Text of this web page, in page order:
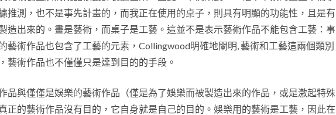
推測，也不是事先計畫的，而我正在使用的桌子，則具有明顯的功能性，且是有
造出來的。畫是藝術，而桌子是工藝。這並不是表示藝術作品不能包含工藝：事
藝術作品也包含了工藝的元素，Collingwood明確地闡明, 藝術和工藝這兩個類別
藝術作品也不僅僅只是達到目的的手段。
品與僅僅是娛樂的藝術作品（僅是為了娛樂而被製造出來的作品，或是激起特殊
正的藝術作品沒有目的，它自身就是自己的目的。娛樂用的藝術是工藝，因此在